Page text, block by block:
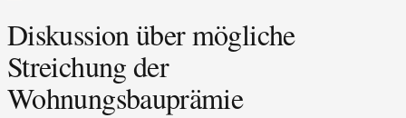
Diskussion über mögliche
Streichung der
Wohnungsbauprämie